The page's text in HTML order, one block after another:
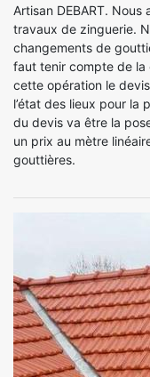
Artisan DEBART.
travaux de zinguerie.
changements de
faut tenir compte de la
cette opération le
l’état des lieux pour la
du devis va être la
un prix au mètre
gouttières.